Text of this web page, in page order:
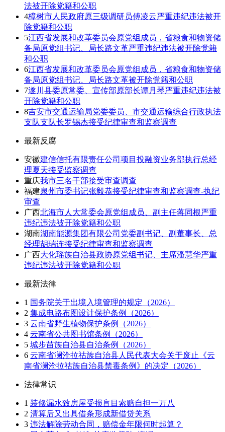
法被开除党籍和公职
4樟树市人民政府原三级调研员傅凌云严重违纪违法被开
除党籍和公职
5江西省发展和改革委员会原党组成员，省粮食和物资储
备局原党组书记、局长路文革严重违纪违法被开除党籍
和公职
6江西省发展和改革委员会原党组成员，省粮食和物资储
备局原党组书记、局长路文革被开除党籍和公职
7遂川县委原常委、宣传部原部长谭月琴严重违纪违法被
开除党籍和公职
8吉安市交通运输局党委委员、市交通运输综合行政执法
支队支队长罗锡杰接受纪律审查和监察调查
最新反腐
安徽建信信托有限责任公司项目投融资业务部执行总经
理夏天接受监察调查
重庆我市三名干部接受审查调查
福建泉州市委书记张毅恭接受纪律审查和监察调查-执纪
审查
广西北海市人大常委会原党组成员、副主任蒋同根严重
违纪违法被开除党籍和公职
湖南湖南能源集团有限公司党委副书记、副董事长、总
经理胡瑞连接受纪律审查和监察调查
广西大化瑶族自治县政协原党组书记、主席潘慧华严重
违纪违法被开除党籍和公职
最新法律
1 国务院关于出境入境管理的规定（2026）
2 集成电路布图设计保护条例（2026）
3 云南省野生植物保护条例（2026）
4 云南省公共图书馆条例（2026）
5 城步苗族自治县自治条例（2026）
6 云南省澜沧拉祜族自治县人民代表大会关于废止《云
南省澜沧拉祜族自治县禁毒条例》的决定（2026）
法律常识
1 装修漏水致房屋受损盲目索赔自担一万八
2 清算后又出具借条形成新借贷关系
3 违法解除劳动合同，赔偿金年限何时起算？